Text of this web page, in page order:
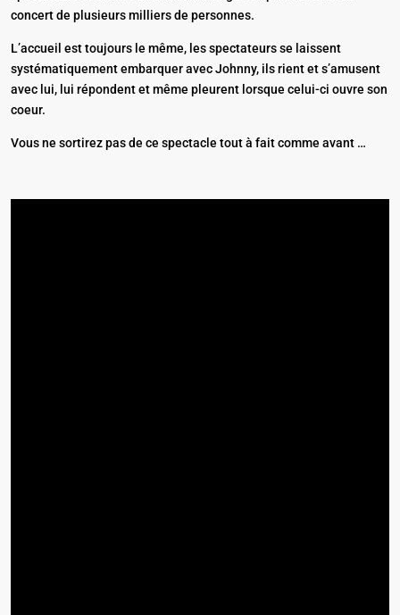
concert de plusieurs milliers de personnes.
L’accueil est toujours le même, les spectateurs se laissent
systématiquement embarquer avec Johnny, ils rient et s’amusent
avec lui, lui répondent et même pleurent lorsque celui-ci ouvre son
coeur.
Vous ne sortirez pas de ce spectacle tout à fait comme avant …